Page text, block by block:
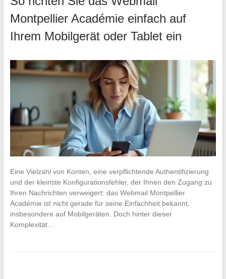
Montpellier Académie einfach auf
Ihrem Mobilgerät oder Tablet ein
Eine Vielzahl von Konten, eine verpflichtende Authentifizierung
und der kleinste Konfigurationsfehler, der Ihnen den Zugang zu
Ihren Nachrichten verweigert: das Webmail Montpellier
Académie ist nicht gerade für seine Einfachheit bekannt,
insbesondere auf Mobilgeräten. Doch hinter dieser
Komplexität…